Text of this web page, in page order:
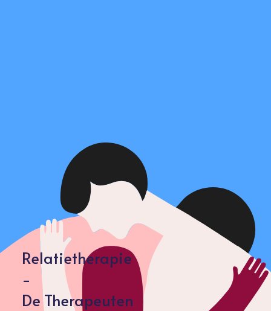
Relatietherapie
-
De Therapeuten